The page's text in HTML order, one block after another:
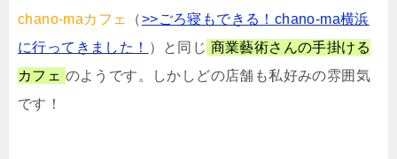
chano-maカフェ
（>>ごろ寝もできる！chano-ma横浜
に行ってきました！ ）と同じ 商業藝術さんの手掛ける
カフェ のようです。しかしどの店舗も私好みの雰囲気
です！